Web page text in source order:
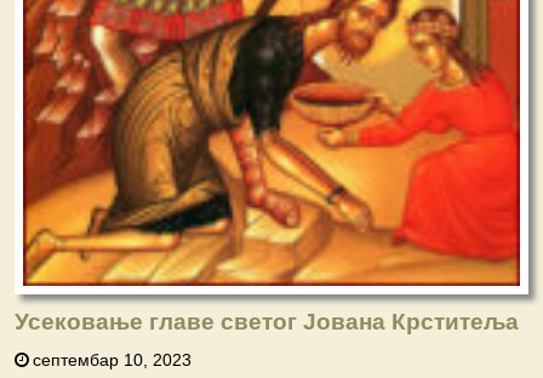
Усековање главе светог Јована Крститеља
септембар 10, 2023